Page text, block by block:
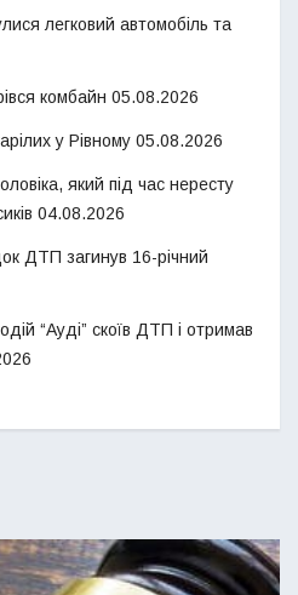
легковий автомобіль та
комбайн 05.08.2026
у Рівному 05.08.2026
який під час нересту
04.08.2026
ДТП загинув 16-річний
“Ауді” скоїв ДТП і отримав